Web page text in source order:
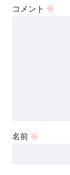
コメント ※
名前 ※